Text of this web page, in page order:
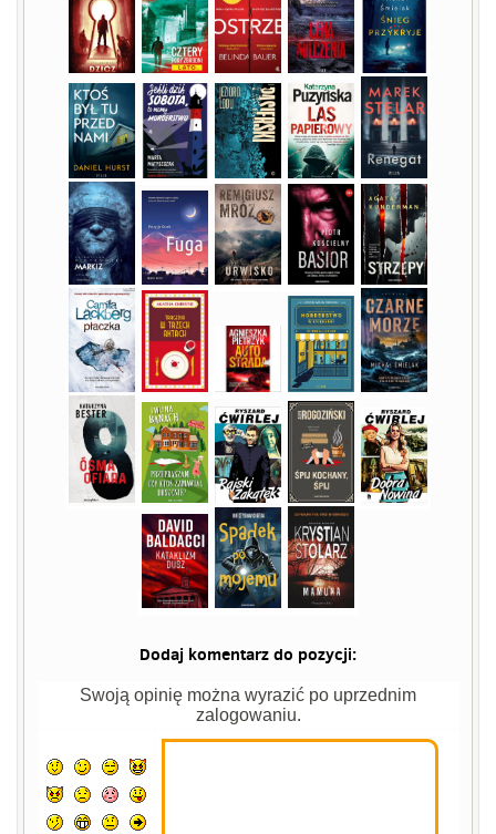
Dodaj komentarz do pozycji:
Swoją opinię można wyrazić po uprzednim
zalogowaniu.